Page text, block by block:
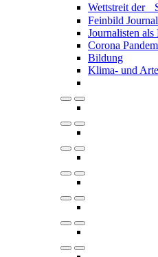
Wettstreit der
Feinbild
Journalisten als
Corona
Bildung
Klima- und